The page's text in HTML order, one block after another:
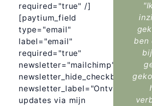
required="true" /]
[paytium_field
type="email"
label="email"
required="true"
newsletter="mailchimp"
newsletter_label="Ontvang
updates via mijn
ben